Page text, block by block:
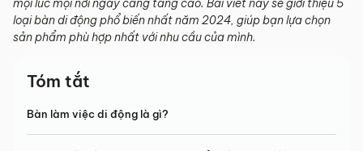
mọi lúc mọi nơi ngày càng tăng cao. Bài viết này sẽ giới thiệu 5
loại bàn di động phổ biến nhất năm 2024, giúp bạn lựa chọn
sản phẩm phù hợp nhất với nhu cầu của mình.
Tóm tắt
Bàn làm việc di động là gì?